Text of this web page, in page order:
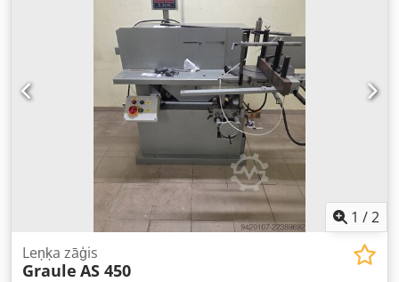
1 /2
Leņķa zāģis
Graule AS 450